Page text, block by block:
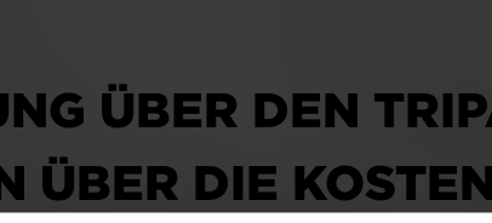
ÜBER DEN
ÜBER DIE